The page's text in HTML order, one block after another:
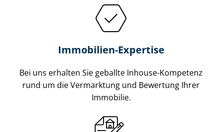
Immobilien-Expertise
Bei uns erhalten Sie geballte Inhouse-Kompetenz
rund um die Vermarktung und Bewertung Ihrer
Immobilie.